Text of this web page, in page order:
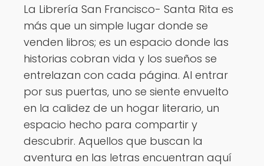
La Librería San Francisco- Santa Rita es
más que un simple lugar donde se
venden libros; es un espacio donde las
historias cobran vida y los sueños se
entrelazan con cada página. Al entrar
por sus puertas, uno se siente envuelto
en la calidez de un hogar literario, un
espacio hecho para compartir y
descubrir. Aquellos que buscan la
aventura en las letras encuentran aquí